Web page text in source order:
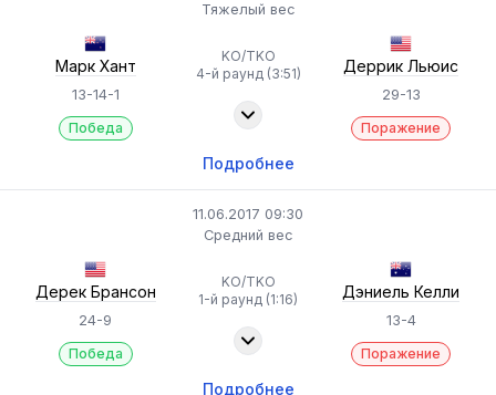
Тяжелый вес
Марк Хант
13-14-1
Победа
KO/TKO
4-й раунд (3:51)
Деррик Льюис
29-13
Поражение
Подробнее
11.06.2017 09:30
Средний вес
Дерек Брансон
24-9
Победа
KO/TKO
1-й раунд (1:16)
Дэниель Келли
13-4
Поражение
Подробнее